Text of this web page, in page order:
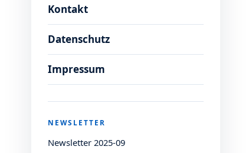
Kontakt
Datenschutz
Impressum
NEWSLETTER
Newsletter 2025-09